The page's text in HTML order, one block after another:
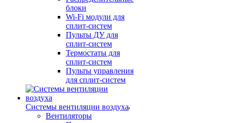
блоки
Wi-Fi модули для
сплит-систем
Пульты ДУ для
сплит-систем
Термостаты для
сплит-систем
Пульты управления
для сплит-систем
Системы вентиляции воздуха
Вентиляторы